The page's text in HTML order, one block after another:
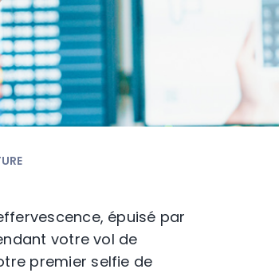
épuisé par
votre vol de
premier selfie de